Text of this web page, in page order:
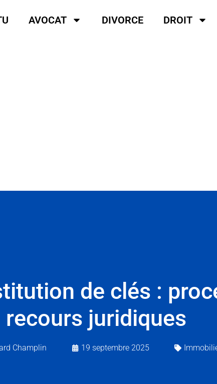
AVOCAT DIVORCE DROIT
de clés :
recours juridiques
Champlin 19 septembre 2025